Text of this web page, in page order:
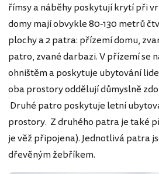
římsy a náběhy poskytují krytí při
domy mají obvykle 80-130 metrů
plochy a 2 patra: přízemí domu,
patro, zvané darbazi. V přízemí se
ohništěm a poskytuje ubytování
oba prostory oddělují důmyslně
Druhé patro poskytuje letní
prostory. Z druhého patra je také
je věž připojena). Jednotlivá patra
dřevěným žebříkem.